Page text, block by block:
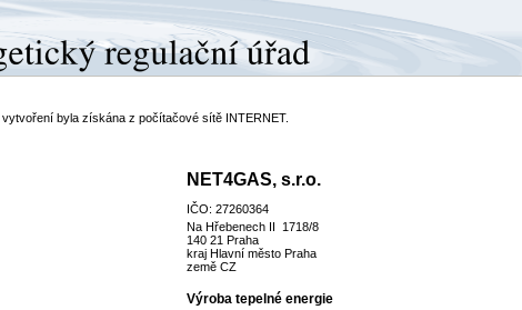
byla získána z počítačové sítě INTERNET.
NET4GAS, s.r.o.
IČO: 27260364
Na Hřebenech II 1718/8
140 21 Praha
kraj Hlavní město Praha
země CZ
Výroba tepelné energie